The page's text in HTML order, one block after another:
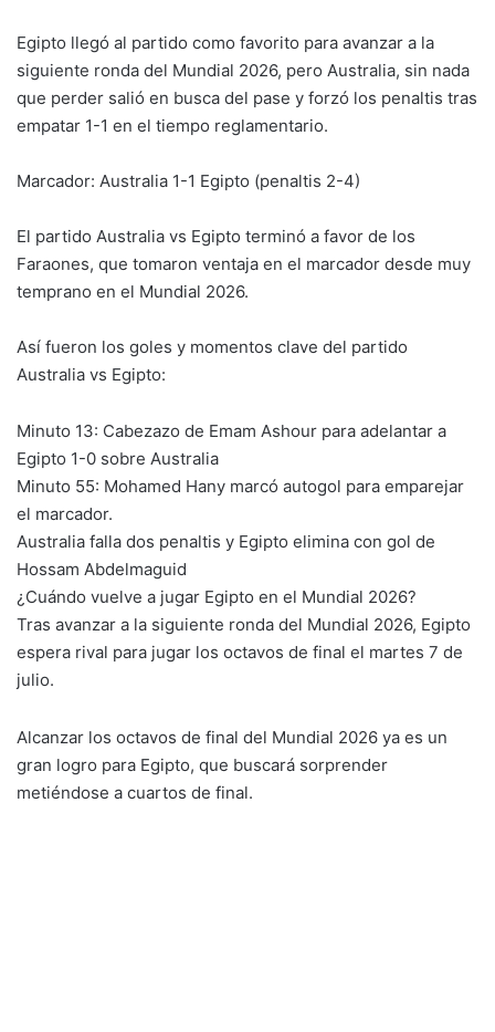
Egipto llegó al partido como favorito para avanzar a la
siguiente ronda del Mundial 2026, pero Australia, sin nada
que perder salió en busca del pase y forzó los penaltis tras
empatar 1-1 en el tiempo reglamentario.
Marcador: Australia 1-1 Egipto (penaltis 2-4)
El partido Australia vs Egipto terminó a favor de los
Faraones, que tomaron ventaja en el marcador desde muy
temprano en el Mundial 2026.
Así fueron los goles y momentos clave del partido
Australia vs Egipto:
Minuto 13: Cabezazo de Emam Ashour para adelantar a
Egipto 1-0 sobre Australia
Minuto 55: Mohamed Hany marcó autogol para emparejar
el marcador.
Australia falla dos penaltis y Egipto elimina con gol de
Hossam Abdelmaguid
¿Cuándo vuelve a jugar Egipto en el Mundial 2026?
Tras avanzar a la siguiente ronda del Mundial 2026, Egipto
espera rival para jugar los octavos de final el martes 7 de
julio.
Alcanzar los octavos de final del Mundial 2026 ya es un
gran logro para Egipto, que buscará sorprender
metiéndose a cuartos de final.